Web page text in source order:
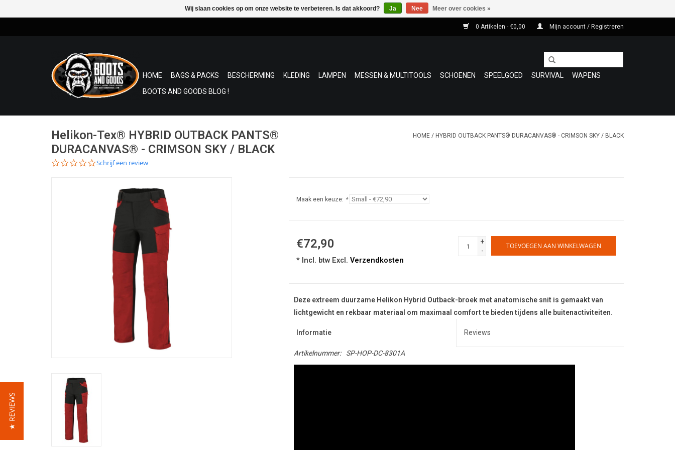
0 Artikelen - €0,00 Mijn account / Registreren
HOME BAGS & PACKS BESCHERMING KLEDING LAMPEN MESSEN & MULTITOOLS SCHOENEN SPEELGOED SURVIVAL
WAPENS
BOOTS AND GOODS BLOG !
Helikon-Tex® HYBRID OUTBACK PANTS®
DURACANVAS® - CRIMSON SKY / BLACK
0.0
Schrijf een review
HOME / HYBRID OUTBACK PANTS® DURACANVAS® - CRIMSON SKY / BLACK
Maak een keuze: *
€72,90
* Incl. btw Excl. Verzendkosten
+
-
TOEVOEGEN AAN WINKELWAGEN
Deze extreem duurzame Helikon Hybrid Outback-broek met anatomische snit is gemaakt van
lichtgewicht en rekbaar materiaal om maximaal comfort te bieden tijdens alle buitenactiviteiten.
Informatie Reviews
Artikelnummer: SP-HOP-DC-8301A
Wij slaan cookies op om onze website te verbeteren. Is dat akkoord? Ja Nee Meer over cookies »
★ REVIEWS